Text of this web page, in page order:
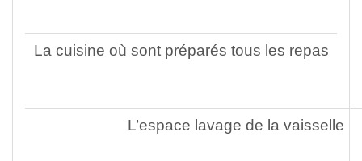
La cuisine où sont préparés tous les repas
L’espace lavage de la vaisselle